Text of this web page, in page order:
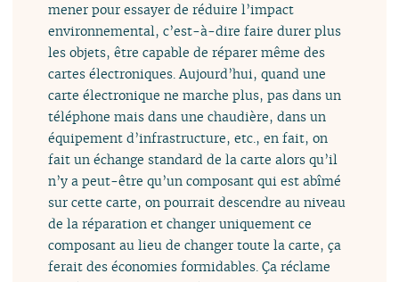
mener pour essayer de réduire l’impact
environnemental, c’est-à-dire faire durer plus
les objets, être capable de réparer même des
cartes électroniques. Aujourd’hui, quand une
carte électronique ne marche plus, pas dans un
téléphone mais dans une chaudière, dans un
équipement d’infrastructure, etc., en fait, on
fait un échange standard de la carte alors qu’il
n’y a peut-être qu’un composant qui est abîmé
sur cette carte, on pourrait descendre au niveau
de la réparation et changer uniquement ce
composant au lieu de changer toute la carte, ça
ferait des économies formidables. Ça réclame